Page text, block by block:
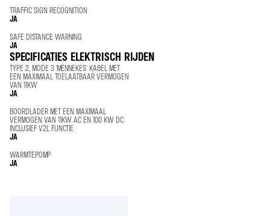
TRAFFIC SIGN RECOGNITION
JA
SAFE DISTANCE WARNING
JA
SPECIFICATIES ELEKTRISCH RIJDEN
TYPE 2, MODE 3 'MENNEKES' KABEL MET
EEN MAXIMAAL TOELAATBAAR VERMOGEN
VAN 11KW
JA
BOORDLADER MET EEN MAXIMAAL
VERMOGEN VAN 11KW AC EN 100 KW DC
INCLUSIEF V2L FUNCTIE
JA
WARMTEPOMP
JA